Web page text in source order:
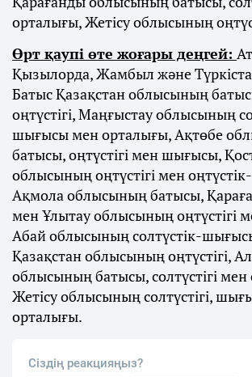
орталығы, Жетісу облысының
Өрт қаупі өте жоғары деңгей:
Қызылорда, Жамбыл және
Батыс Қазақстан облысының
оңтүстігі, Маңғыстау облысының
шығысы мен орталығы, Ақтөбе
батысы, оңтүстігі мен шығысы,
облысының оңтүстігі мен
Ақмола облысының батысы,
мен Ұлытау облысының оңтүстігі
Абай облысының солтүстік-
Қазақстан облысының оңтүстігі,
облысының батысы, солтүстігі мен
Жетісу облысының солтүстігі,
орталығы.
Сіздің реакцияңыз?